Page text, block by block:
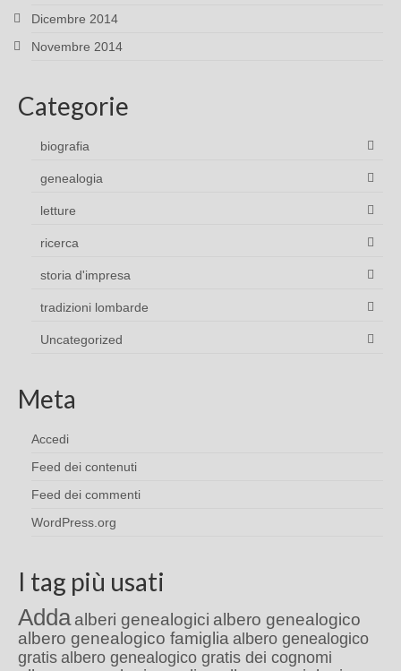
Dicembre 2014
Novembre 2014
Categorie
biografia
genealogia
letture
ricerca
storia d'impresa
tradizioni lombarde
Uncategorized
Meta
Accedi
Feed dei contenuti
Feed dei commenti
WordPress.org
I tag più usati
Adda alberi genealogici albero genealogico
albero genealogico famiglia albero genealogico
gratis albero genealogico gratis dei cognomi